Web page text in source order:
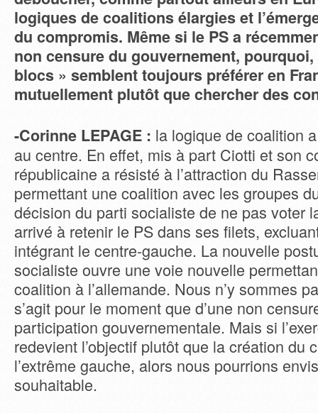
logiques de coalitions élargies et
du compromis. Même si le PS a
non censure du gouvernement,
blocs » semblent toujours préférer en
mutuellement plutôt que chercher des
-Corinne LEPAGE : la logique de coalition
au centre. En effet, mis à part Ciotti et son
républicaine a résisté à l’attraction du
permettant une coalition avec les groupes
décision du parti socialiste de ne pas voter
arrivé à retenir le PS dans ses filets,
intégrant le centre-gauche. La nouvelle
socialiste ouvre une voie nouvelle
coalition à l’allemande. Nous n’y sommes
s’agit pour le moment que d’une non
participation gouvernementale. Mais si
redevient l’objectif plutôt que la création du
l’extrême gauche, alors nous pourrions
souhaitable.